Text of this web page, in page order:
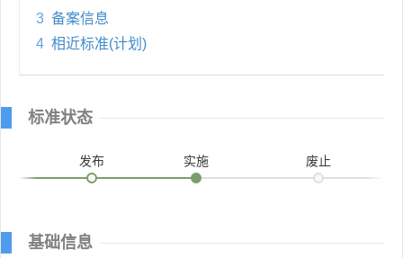
3 备案信息
4 相近标准(计划)
标准状态
发布 实施 废止
基础信息